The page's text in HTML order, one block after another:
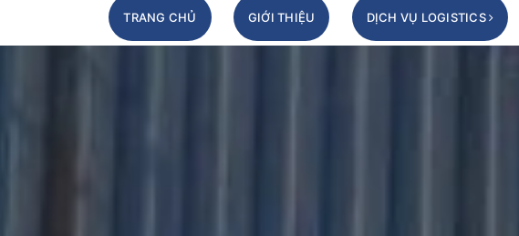
TRANG CHỦ GIỚI THIỆU DỊCH VỤ LOGISTICS